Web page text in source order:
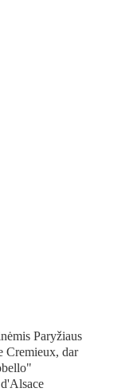
Paryžiaus
Cremieux, dar